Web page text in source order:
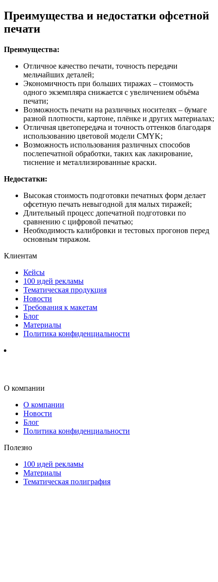
Преимущества и недостатки офсетной
печати
Преимущества:
Отличное качество печати, точность передачи
мельчайших деталей;
Экономичность при больших тиражах – стоимость
одного экземпляра снижается с увеличением объёма
печати;
Возможность печати на различных носителях – бумаге
разной плотности, картоне, плёнке и других материалах;
Отличная цветопередача и точность оттенков благодаря
использованию цветовой модели CMYK;
Возможность использования различных способов
послепечатной обработки, таких как лакирование,
тиснение и металлизированные краски.
Недостатки:
Высокая стоимость подготовки печатных форм делает
офсетную печать невыгодной для малых тиражей;
Длительный процесс допечатной подготовки по
сравнению с цифровой печатью;
Необходимость калибровки и тестовых прогонов перед
основным тиражом.
Клиентам
Кейсы
100 идей рекламы
Тематическая продукция
Новости
Требования к макетам
Блог
Материалы
Политика конфиденциальности
О компании
О компании
Новости
Блог
Политика конфиденциальности
Полезно
100 идей рекламы
Материалы
Тематическая полиграфия